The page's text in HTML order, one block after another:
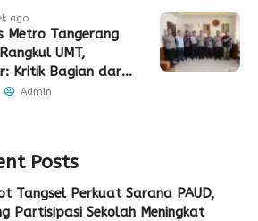
ago
Metro Tangerang
UMT,
Kritik Bagian dari
Admin
Posts
Tangsel Perkuat Sarana PAUD,
Partisipasi Sekolah Meningkat